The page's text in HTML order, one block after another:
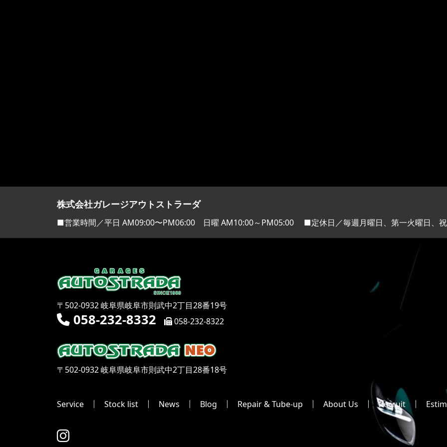
株式会社ガレージアウトストラーダ
■営業時間／平日 AM09:00〜PM06:00 日曜 AM10:00～PM05:00 ■定休日／毎週月曜日、第一火曜日、
〒502-0932 岐阜県岐阜市則武中2丁目28番19号
058-232-8332 058-232-8322
〒502-0932 岐阜県岐阜市則武中2丁目28番18号
Service Stock list News Blog Repair & Tube-up About Us Recruit